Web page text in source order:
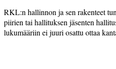
RKL:n hallinnon ja sen rakenteet
piirien tai hallituksen jäsenten
lukumääriin ei juuri osattu ottaa